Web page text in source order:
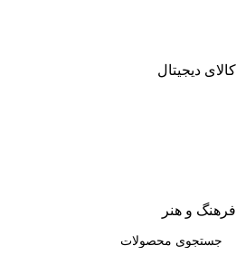
کالای دیجیتال
فرهنگ و هنر